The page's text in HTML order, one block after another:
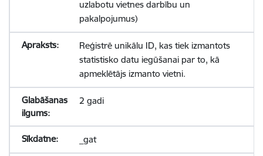
uzlabotu vietnes darbību un
pakalpojumus)
Reģistrē unikālu ID, kas tiek izmantots
statistisko datu iegūšanai par to, kā
apmeklētājs izmanto vietni.
2 gadi
_gat